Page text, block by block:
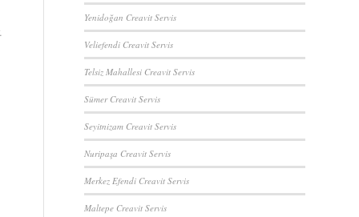
Yenidoğan Creavit Servis
Veliefendi Creavit Servis
Telsiz Mahallesi Creavit Servis
Sümer Creavit Servis
Seyitnizam Creavit Servis
Nuripaşa Creavit Servis
Merkez Efendi Creavit Servis
Maltepe Creavit Servis